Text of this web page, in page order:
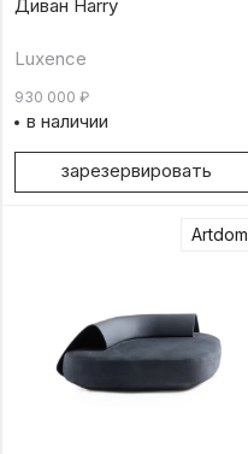
Диван Harry
Luxence
930 000 ₽
в наличии
зарезервировать
Artdom